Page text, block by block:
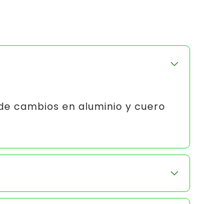
cambios en aluminio y cuero